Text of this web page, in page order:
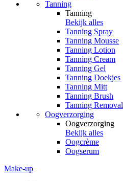
Tanning
Tanning
Bekijk alles
Tanning Spray
Tanning Mousse
Tanning Lotion
Tanning Cream
Tanning Gel
Tanning Doekjes
Tanning Mitt
Tanning Brush
Tanning Removal
Oogverzorging
Oogverzorging
Bekijk alles
Oogcrème
Oogserum
Make-up